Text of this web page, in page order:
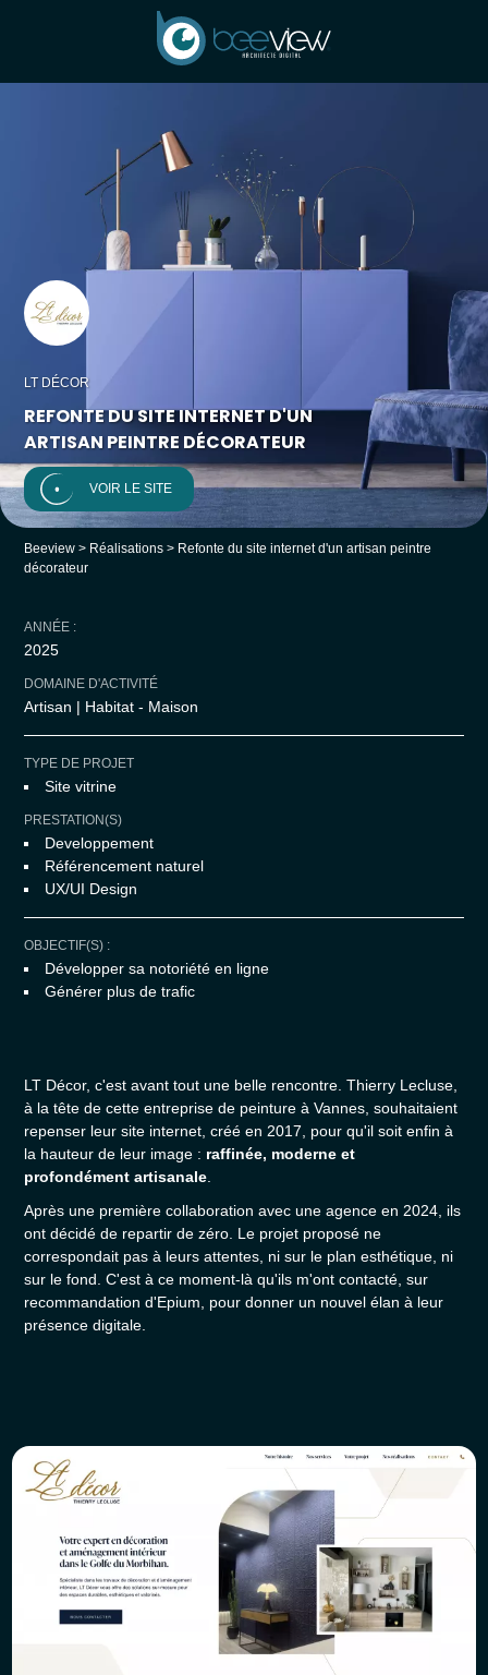
LT DÉCOR
REFONTE DU SITE INTERNET D'UN
ARTISAN PEINTRE DÉCORATEUR
VOIR LE SITE
Beeview > Réalisations > Refonte du site internet d'un artisan peintre
décorateur
ANNÉE :
2025
DOMAINE D'ACTIVITÉ
Artisan | Habitat - Maison
TYPE DE PROJET
Site vitrine
PRESTATION(S)
Developpement
Référencement naturel
UX/UI Design
OBJECTIF(S) :
Développer sa notoriété en ligne
Générer plus de trafic
LT Décor, c'est avant tout une belle rencontre. Thierry Lecluse,
à la tête de cetteentreprise de peinture à Vannes , souhaitaient
repenser leur site internet, créé en 2017, pour qu'il soit enfin à
la hauteur de leur image : raffinée, moderne et
profondément artisanale
Après une première collaboration avec une agence en 2024, ils
ont décidé de repartir de zéro. Le projet proposé ne
correspondait pas à leurs attentes, ni sur le plan esthétique, ni
sur le fond. C'est à ce moment-là qu'ils m'ont contacté, sur
recommandation d'Epium , pour donner un nouvel élan à leur
présence digitale.